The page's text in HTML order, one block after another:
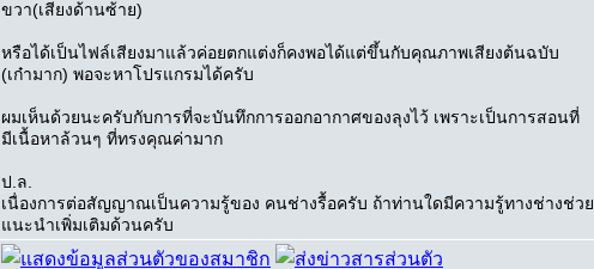
ขวา(เสียงด้านซ้าย)
หรือได้เป็นไฟล์เสียงมาแล้วค่อยตกแต่งก็คงพอได้แต่ขึ้นกับคุณภาพเสียงต้นฉบับ
(เก๋ามาก) พอจะหาโปรแกรมได้ครับ
ผมเห็นด้วยนะครับกับการที่จะบันทึกการออกอากาศของลุงไว้ เพราะเป็นการสอนที่
มีเนื้อหาล้วนๆ ที่ทรงคุณค่ามาก
ป.ล.
เนื่องการต่อสัญญาณเป็นความรู้ของ คนช่างรื้อครับ ถ้าท่านใดมีความรู้ทางช่างช่วย
แนะนำเพิ่มเติมด้วนครับ